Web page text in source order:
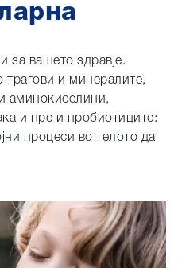
за вашето здравје.
трагови и минералите,
аминокиселини,
и пре и пробиотиците:
процеси во телото да